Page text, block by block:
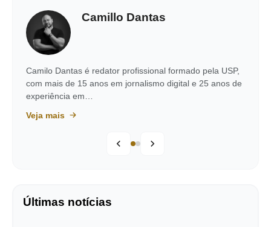
Camillo Dantas
Camilo Dantas é redator profissional formado pela USP,
com mais de 15 anos em jornalismo digital e 25 anos de
experiência em…
Veja mais
Últimas notícias